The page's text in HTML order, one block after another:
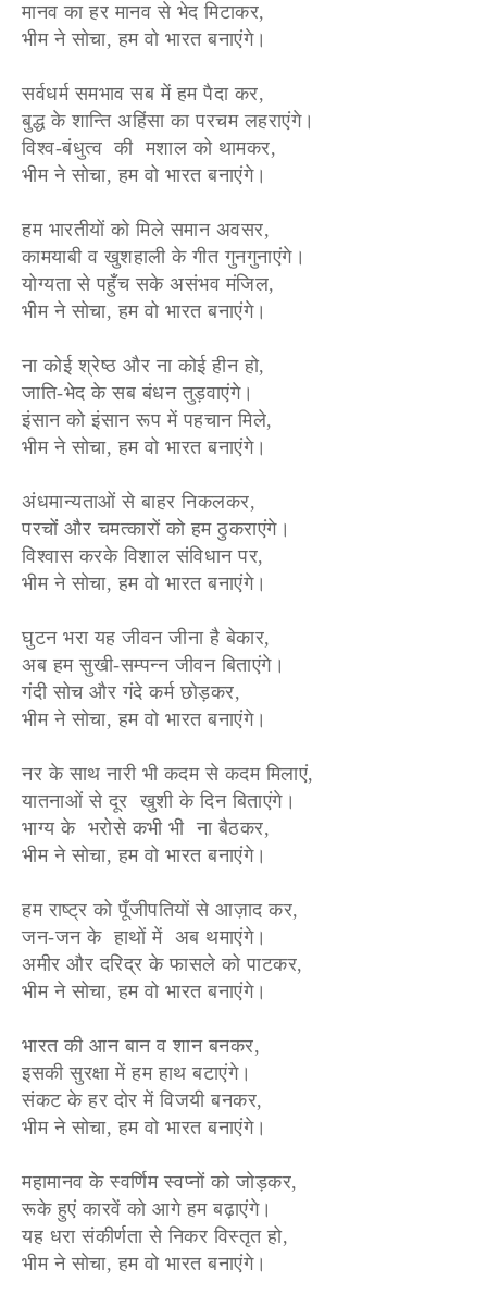
मानव का हर मानव से भेद मिटाकर,
भीम ने सोचा, हम वो भारत बनाएंगे।
सर्वधर्म समभाव सब में हम पैदा कर,
बुद्ध के शान्ति अहिंसा का परचम लहराएंगे।
विश्व-बंधुत्व की मशाल को थामकर,
भीम ने सोचा, हम वो भारत बनाएंगे।
हम भारतीयों को मिले समान अवसर,
कामयाबी व खुशहाली के गीत गुनगुनाएंगे।
योग्यता से पहुँच सके असंभव मंजिल,
भीम ने सोचा, हम वो भारत बनाएंगे।
ना कोई श्रेष्ठ और ना कोई हीन हो,
जाति-भेद के सब बंधन तुड़वाएंगे।
इंसान को इंसान रूप में पहचान मिले,
भीम ने सोचा, हम वो भारत बनाएंगे।
अंधमान्यताओं से बाहर निकलकर,
परचोंं और चमत्कारों को हम ठुकराएंगे।
विश्वास करके विशाल संविधान पर,
भीम ने सोचा, हम वो भारत बनाएंगे।
घुटन भरा यह जीवन जीना है बेकार,
अब हम सुखी-सम्पन्न जीवन बिताएंगे।
गंदी सोच और गंदे कर्म छोड़कर,
भीम ने सोचा, हम वो भारत बनाएंगे।
नर के साथ नारी भी कदम से कदम मिलाएं,
यातनाओं से दूर खुशी के दिन बिताएंगे।
भाग्य के भरोसे कभी भी ना बैठकर,
भीम ने सोचा, हम वो भारत बनाएंगे।
हम राष्ट्र को पूँजीपतियों से आज़ाद कर,
जन-जन के हाथों में अब थमाएंगे।
अमीर और दरिद्र के फासले को पाटकर,
भीम ने सोचा, हम वो भारत बनाएंगे।
भारत की आन बान व शान बनकर,
इसकी सुरक्षा में हम हाथ बटाएंगे।
संकट के हर दोर में विजयी बनकर,
भीम ने सोचा, हम वो भारत बनाएंगे।
महामानव के स्वर्णिम स्वप्नों को जोड़कर,
रूके हुएं कारवें को आगे हम बढ़ाएंगे।
यह धरा संकीर्णता से निकर विस्तृत हो,
भीम ने सोचा, हम वो भारत बनाएंगे।